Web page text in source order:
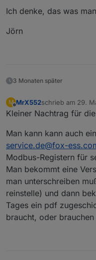
Die Geräte ID
Wechselrichter
> DeviceID
Die IP-Adresse
Ich denke, das was
Jörn
3 Monaten später
M
Offline
MrX552schrieb am 29.
zuletzt editiert
Kleiner Nachtrag für
Man kann kann auch
service.de@fox-
Modbus-Registern für
Man bekommt eine
man unterschreiben
reinstelle) und dann
Tages ein pdf
braucht, oder brauchen